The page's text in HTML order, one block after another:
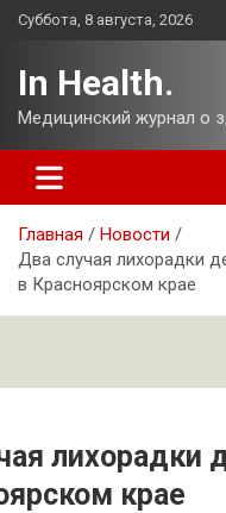
Перейти
Суббота, 8 августа, 2026
In Health.
Медицинский журнал о
Главная
Новости
Два случая лихорадки
в Красноярском крае
лихорадки
крае